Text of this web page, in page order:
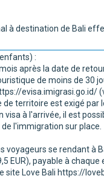
à destination de Bali
:
après la date de
de moins de 30
evisa.imigrasi.go.id/
territoire est exigé par
à l'arrivée, il est
l'immigration sur place.
voyageurs se rendant
EUR), payable à
site Love Bali https://